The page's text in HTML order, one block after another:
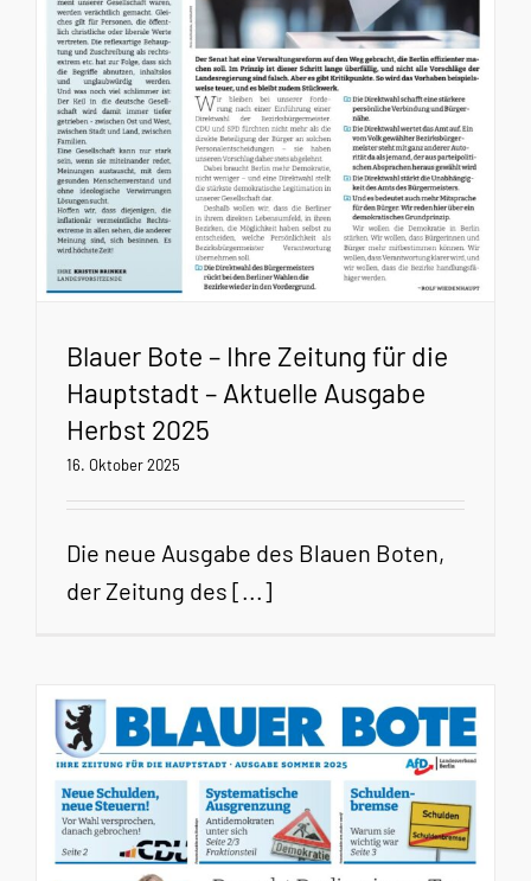
Blauer Bote – Ihre Zeitung für die
Hauptstadt – Aktuelle Ausgabe
Herbst 2025
16. Oktober 2025
Die neue Ausgabe des Blauen Boten,
der Zeitung des [...]